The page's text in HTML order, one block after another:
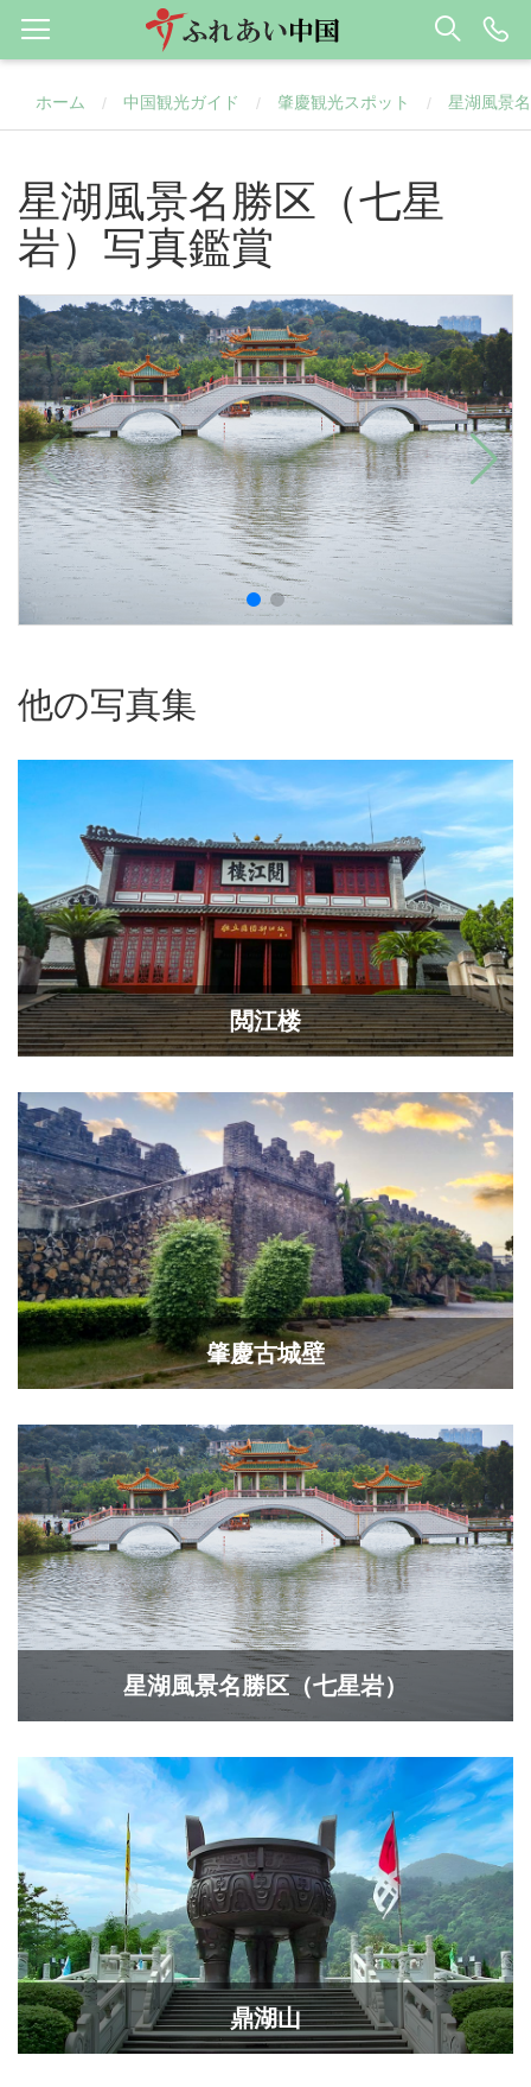
ホーム / 中国観光ガイド / 肇慶観光スポット / 星湖風景
星湖風景名勝区（七星
岩）写真鑑賞
他の写真集
​閲江楼
​肇慶古城壁
星湖風景名勝区（七星岩）
鼎湖山